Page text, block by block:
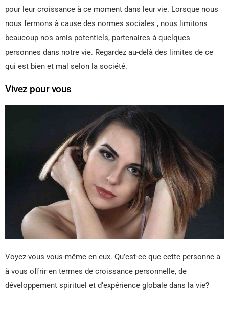
pour leur croissance à ce moment dans leur vie. Lorsque nous
nous fermons à cause des normes sociales , nous limitons
beaucoup nos amis potentiels, partenaires à quelques
personnes dans notre vie. Regardez au-delà des limites de ce
qui est bien et mal selon la société.
Vivez pour vous
Voyez-vous vous-même en eux. Qu’est-ce que cette personne a
à vous offrir en termes de croissance personnelle, de
développement spirituel et d’expérience globale dans la vie?